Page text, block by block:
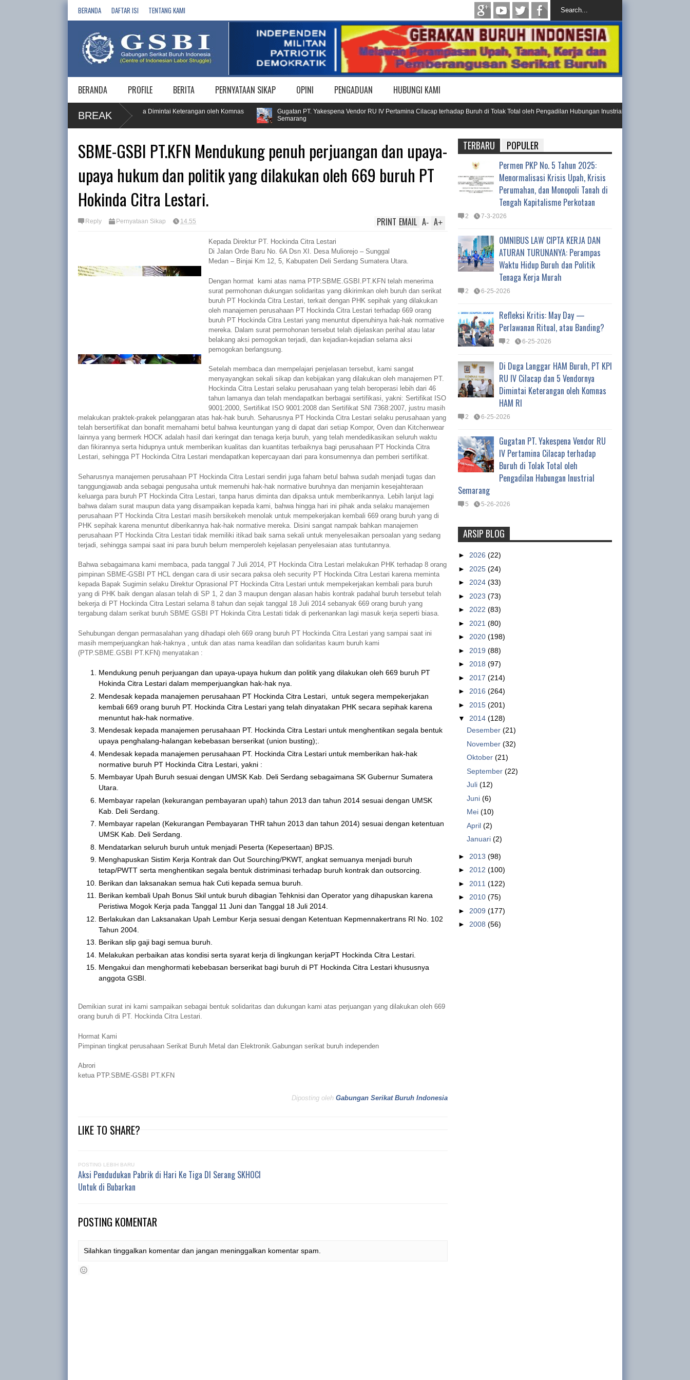
BERANDA DAFTAR ISI TENTANG KAMI
BERANDA PROFILE BERITA PERNYATAAN SIKAP OPINI PENGADUAN HUBUNGI KAMI
BREAK
PT KPI RU IV Cilacap dan 5 Vendornya Dimintai Keterangan oleh Komnas
Gugatan PT. Yakespena Vendor RU IV Pertamina Cilacap terhadap Buruh di Tolak Total oleh Pengadilan Hubungan Inustrial
Semarang
SBME-GSBI PT.KFN Mendukung penuh perjuangan dan upaya-
upaya hukum dan politik yang dilakukan oleh 669 buruh PT
Hokinda Citra Lestari.
Reply Pernyataan Sikap 14.55 A+
A-
EMAIL
PRINT
Kepada Direktur PT. Hockinda Citra Lestari
Di Jalan Orde Baru No. 6A Dsn XI. Desa Muliorejo – Sunggal
Medan – Binjai Km 12, 5, Kabupaten Deli Serdang Sumatera Utara.
Dengan hormat kami atas nama PTP.SBME.GSBI.PT.KFN telah menerima
surat permohonan dukungan solidaritas yang dikirimkan oleh buruh dan serikat
buruh PT Hockinda Citra Lestari, terkait dengan PHK sepihak yang dilakukan
oleh manajemen perusahaan PT Hockinda Citra Lestari terhadap 669 orang
buruh PT Hockinda Citra Lestari yang menuntut dipenuhinya hak-hak normative
mereka. Dalam surat permohonan tersebut telah dijelaskan perihal atau latar
belakang aksi pemogokan terjadi, dan kejadian-kejadian selama aksi
pemogokan berlangsung.
Setelah membaca dan mempelajari penjelasan tersebut, kami sangat
menyayangkan sekali sikap dan kebijakan yang dilakukan oleh manajemen PT.
Hockinda Citra Lestari selaku perusahaan yang telah beroperasi lebih dari 46
tahun lamanya dan telah mendapatkan berbagai sertifikasi, yakni: Sertifikat ISO
9001:2000, Sertifikat ISO 9001:2008 dan Sertifikat SNI 7368:2007, justru masih
melakukan praktek-prakek pelanggaran atas hak-hak buruh. Seharusnya PT Hockinda Citra Lestari selaku perusahaan yang
telah bersertifikat dan bonafit memahami betul bahwa keuntungan yang di dapat dari setiap Kompor, Oven dan Kitchenwear
lainnya yang bermerk HOCK adalah hasil dari keringat dan tenaga kerja buruh, yang telah mendedikasikan seluruh waktu
dan fikirannya serta hidupnya untuk memberikan kualitas dan kuantitas terbaiknya bagi perusahaan PT Hockinda Citra
Lestari, sehingga PT Hockinda Citra Lestari mendapatkan kepercayaan dari para konsumennya dan pemberi sertifikat.
Seharusnya manajemen perusahaan PT Hockinda Citra Lestari sendiri juga faham betul bahwa sudah menjadi tugas dan
tanggungjawab anda sebagai pengusaha untuk memenuhi hak-hak normative buruhnya dan menjamin kesejahteraan
keluarga para buruh PT Hockinda Citra Lestari, tanpa harus diminta dan dipaksa untuk memberikannya. Lebih lanjut lagi
bahwa dalam surat maupun data yang disampaikan kepada kami, bahwa hingga hari ini pihak anda selaku manajemen
perusahaan PT Hockinda Citra Lestari masih bersikekeh menolak untuk mempekerjakan kembali 669 orang buruh yang di
PHK sepihak karena menuntut diberikannya hak-hak normative mereka. Disini sangat nampak bahkan manajemen
perusahaan PT Hockinda Citra Lestari tidak memiliki itikad baik sama sekali untuk menyelesaikan persoalan yang sedang
terjadi, sehingga sampai saat ini para buruh belum memperoleh kejelasan penyelesaian atas tuntutannya.
Bahwa sebagaimana kami membaca, pada tanggal 7 Juli 2014, PT Hockinda Citra Lestari melakukan PHK terhadap 8 orang
pimpinan SBME-GSBI PT HCL dengan cara di usir secara paksa oleh security PT Hockinda Citra Lestari karena meminta
kepada Bapak Sugimin selaku Direktur Oprasional PT Hockinda Citra Lestari untuk mempekerjakan kembali para buruh
yang di PHK baik dengan alasan telah di SP 1, 2 dan 3 maupun dengan alasan habis kontrak padahal buruh tersebut telah
bekerja di PT Hockinda Citra Lestari selama 8 tahun dan sejak tanggal 18 Juli 2014 sebanyak 669 orang buruh yang
tergabung dalam serikat buruh SBME GSBI PT Hokinda Citra Lestati tidak di perkenankan lagi masuk kerja seperti biasa.
Sehubungan dengan permasalahan yang dihadapi oleh 669 orang buruh PT Hockinda Citra Lestari yang sampai saat ini
masih memperjuangkan hak-haknya , untuk dan atas nama keadilan dan solidaritas kaum buruh kami
(PTP.SBME.GSBI PT.KFN) menyatakan :
Mendukung penuh perjuangan dan upaya-upaya hukum dan politik yang dilakukan oleh 669 buruh PT
Hokinda Citra Lestari dalam memperjuangkan hak-hak nya.
Mendesak kepada manajemen perusahaan PT Hockinda Citra Lestari, untuk segera mempekerjakan
kembali 669 orang buruh PT. Hockinda Citra Lestari yang telah dinyatakan PHK secara sepihak karena
menuntut hak-hak normative.
Mendesak kepada manajemen perusahaan PT. Hockinda Citra Lestari untuk menghentikan segala bentuk
upaya penghalang-halangan kebebasan berserikat (union busting);.
Mendesak kepada manajemen perusahaan PT. Hockinda Citra Lestari untuk memberikan hak-hak
normative buruh PT Hockinda Citra Lestari, yakni :
Membayar Upah Buruh sesuai dengan UMSK Kab. Deli Serdang sebagaimana SK Gubernur Sumatera
Utara.
Membayar rapelan (kekurangan pembayaran upah) tahun 2013 dan tahun 2014 sesuai dengan UMSK
Kab. Deli Serdang.
Membayar rapelan (Kekurangan Pembayaran THR tahun 2013 dan tahun 2014) sesuai dengan ketentuan
UMSK Kab. Deli Serdang.
Mendatarkan seluruh buruh untuk menjadi Peserta (Kepesertaan) BPJS.
Menghapuskan Sistim Kerja Kontrak dan Out Sourching/PKWT, angkat semuanya menjadi buruh
tetap/PWTT serta menghentikan segala bentuk distriminasi terhadap buruh kontrak dan outsorcing.
Berikan dan laksanakan semua hak Cuti kepada semua buruh.
Berikan kembali Upah Bonus Skil untuk buruh dibagian Tehknisi dan Operator yang dihapuskan karena
Peristiwa Mogok Kerja pada Tanggal 11 Juni dan Tanggal 18 Juli 2014.
Berlakukan dan Laksanakan Upah Lembur Kerja sesuai dengan Ketentuan Kepmennakertrans RI No. 102
Tahun 2004.
Berikan slip gaji bagi semua buruh.
Melakukan perbaikan atas kondisi serta syarat kerja di lingkungan kerjaPT Hockinda Citra Lestari.
Mengakui dan menghormati kebebasan berserikat bagi buruh di PT Hockinda Citra Lestari khususnya
anggota GSBI.
Demikian surat ini kami sampaikan sebagai bentuk solidaritas dan dukungan kami atas perjuangan yang dilakukan oleh 669
orang buruh di PT. Hockinda Citra Lestari.
Hormat Kami
Pimpinan tingkat perusahaan Serikat Buruh Metal dan Elektronik.Gabungan serikat buruh independen
Abrori
ketua PTP.SBME-GSBI PT.KFN
Diposting oleh Gabungan Serikat Buruh Indonesia
LIKE TO SHARE?
POSTING LEBIH BARU
Aksi Pendudukan Pabrik di Hari Ke Tiga DI Serang SKHOCI
Untuk di Bubarkan
POSTING KOMENTAR
Silahkan tinggalkan komentar dan jangan meninggalkan komentar spam.
TERBARU POPULER
Permen PKP No. 5 Tahun 2025:
Menormalisasi Krisis Upah, Krisis
Perumahan, dan Monopoli Tanah di
Tengah Kapitalisme Perkotaan
2 7-3-2026
OMNIBUS LAW CIPTA KERJA DAN
ATURAN TURUNANYA: Perampas
Waktu Hidup Buruh dan Politik
Tenaga Kerja Murah
2 6-25-2026
Refleksi Kritis: May Day —
Perlawanan Ritual, atau Banding?
2 6-25-2026
Di Duga Langgar HAM Buruh, PT KPI
RU IV Cilacap dan 5 Vendornya
Dimintai Keterangan oleh Komnas
HAM RI
2 6-25-2026
Gugatan PT. Yakespena Vendor RU
IV Pertamina Cilacap terhadap
Buruh di Tolak Total oleh
Pengadilan Hubungan Inustrial
Semarang
5 5-26-2026
PT Sulindafin –Shinta Group, Kota
Dalam pertemuan Buruh, Pimpinan SBGTS-GSBI
dan SBM PT. Sulindafin Kota Tangerang dengan
Dewan Jaminan Sosial ...
Tentang Waktu Kerja Satpam
(Satuan Pengamanan) Oleh :
Ismet Inoni , Kepala Departemen Organisasi DPP
GSBI Regulasi yang mengatur tentang pe...
Ini Hasil Pertemuan Buruh PT.
Sulindafin Kota Tangerang dengan
DJSN
INFO GSBI-Jakarta. Rabu, 19
Februari 2020 bertempat di ruang pertemuan
Kemenko PMK di Jl. Medan Merdeka Barat No. 3,
Jakarta Pusat, di...
Sawit (KBS0 dimana GSBI
menjadi anggota dalam Koalisi ini
mengutarakan penolakannya atas Omnibus Law
Ci...
ARSIP BLOG
► 2026 (22)
► 2025 (24)
► 2024 (33)
► 2023 (73)
► 2022 (83)
► 2021 (80)
► 2020 (198)
► 2019 (88)
► 2018 (97)
► 2017 (214)
► 2016 (264)
► 2015 (201)
▼ 2014 (128)
Desember (21)
November (32)
Oktober (21)
September (22)
Juli (12)
Juni (6)
Mei (10)
April (2)
Januari (2)
► 2013 (98)
► 2012 (100)
► 2011 (122)
► 2010 (75)
► 2009 (177)
► 2008 (56)